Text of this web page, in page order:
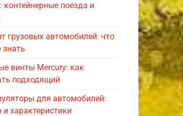
контейнерные поезда и
грузовых автомобилей: что
знать
винты Mercury: как
подходящий
для автомобилей:
характеристики